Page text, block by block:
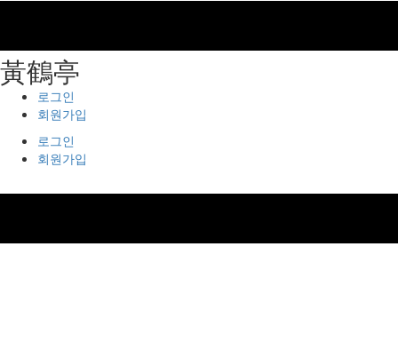
⿈鶴亭
로그인
회원가입
로그인
회원가입